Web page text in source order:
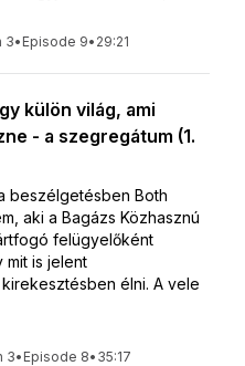
3• Episode 9• 29:21
külön világ, ami
- a szegregátum (1.
beszélgetésben Both
aki a Bagázs Közhasznú
felügyelőként
mit is jelent
élni. A vele
3• Episode 8• 35:17